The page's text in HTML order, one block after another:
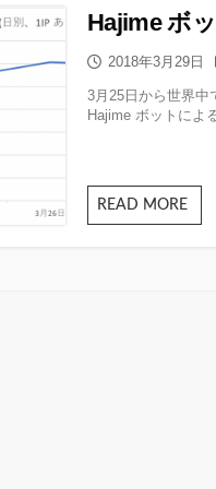
Hajime ボ
公
日
2018年3月29日
3月25日から世界中
Hajime ボットによ
READ MORE
ボッ